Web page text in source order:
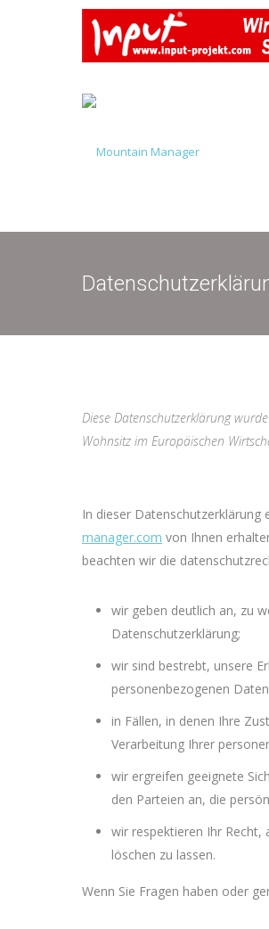
Diese Datenschutzerklärung
Wohnsitz im Europäischen
In dieser
manager.com von Ihnen
beachten wir die
wir geben deutlich an, zu
Datenschutzerklärung;
wir sind bestrebt, unsere
personenbezogenen
in Fällen, in denen Ihre
Verarbeitung Ihrer
wir ergreifen geeignete
den Parteien an, die
wir respektieren Ihr
löschen zu lassen.
Wenn Sie Fragen haben oder